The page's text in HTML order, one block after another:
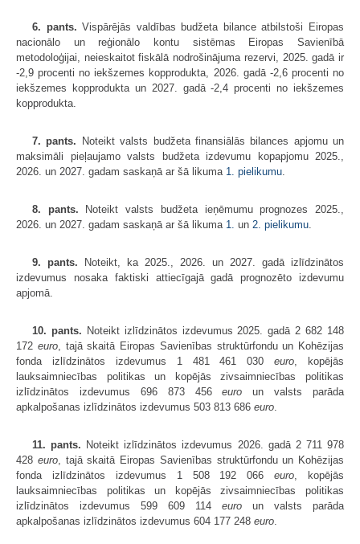
6. pants. Vispārējās valdības budžeta bilance atbilstoši Eiropas
nacionālo un reģionālo kontu sistēmas Eiropas Savienībā
metodoloģijai, neieskaitot fiskālā nodrošinājuma rezervi, 2025. gadā ir
-2,9 procenti no iekšzemes kopprodukta, 2026. gadā -2,6 procenti no
iekšzemes kopprodukta un 2027. gadā -2,4 procenti no iekšzemes
kopprodukta.
7. pants. Noteikt valsts budžeta finansiālās bilances apjomu un
maksimāli pieļaujamo valsts budžeta izdevumu kopapjomu 2025.,
2026. un 2027. gadam saskaņā ar šā likuma 1. pielikumu
8. pants. Noteikt valsts budžeta ieņēmumu prognozes 2025.,
2026. un 2027. gadam saskaņā ar šā likuma 1. un 2. pielikumu
9. pants. Noteikt, ka 2025., 2026. un 2027. gadā izlīdzinātos
izdevumus nosaka faktiski attiecīgajā gadā prognozēto izdevumu
apjomā.
10. pants. Noteikt izlīdzinātos izdevumus 2025. gadā 2 682 148
172 euro, tajā skaitā Eiropas Savienības struktūrfondu un Kohēzijas
fonda izlīdzinātos izdevumus 1 481 461 030euro , kopējās
lauksaimniecības politikas un kopējās zivsaimniecības politikas
izlīdzinātos izdevumus 696 873 456euro un valsts parāda
apkalpošanas izlīdzinātos izdevumus 503 813 686 euro
11. pants. Noteikt izlīdzinātos izdevumus 2026. gadā 2 711 978
428 euro, tajā skaitā Eiropas Savienības struktūrfondu un Kohēzijas
fonda izlīdzinātos izdevumus 1 508 192 066euro , kopējās
lauksaimniecības politikas un kopējās zivsaimniecības politikas
izlīdzinātos izdevumus 599 609 114 euro un valsts parāda
apkalpošanas izlīdzinātos izdevumus 604 177 248 euro